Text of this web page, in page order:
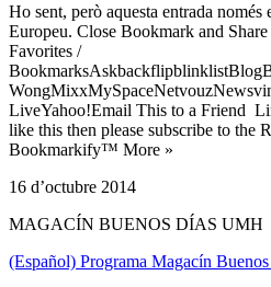
Ho sent, però aquesta entrada
Europeu. Close Bookmark and
Favorites /
LiveYahoo!Email This to a Friend
like this then please subscribe to the
Bookmarkify™ More »
16 d’octubre 2014
MAGACÍN BUENOS DÍAS UMH
(Español) Programa Magacín